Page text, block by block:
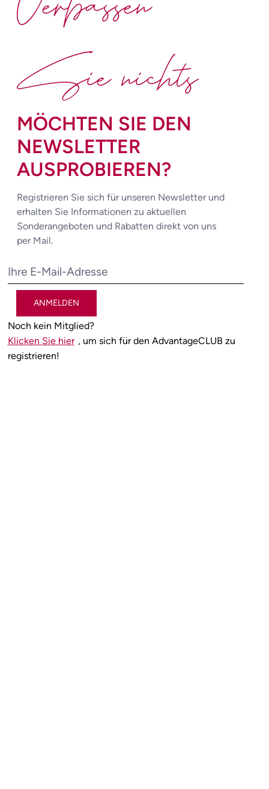
MÖCHTEN SIE DEN
NEWSLETTER
AUSPROBIEREN?
Registrieren Sie sich für unseren Newsletter und
erhalten Sie Informationen zu aktuellen
Sonderangeboten und Rabatten direkt von uns
per Mail.
ANMELDEN
Noch kein Mitglied?
Klicken Sie hier , um sich für den AdvantageCLUB zu
registrieren!
Sie nichts